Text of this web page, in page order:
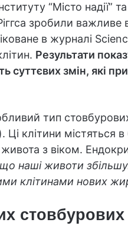
“Місто надії”
зробили важливе
в журналі
Результати
суттєвих змін, які
тип
клітини містяться в
живота з віком.
наші животи
клітинами нових
стовбурових